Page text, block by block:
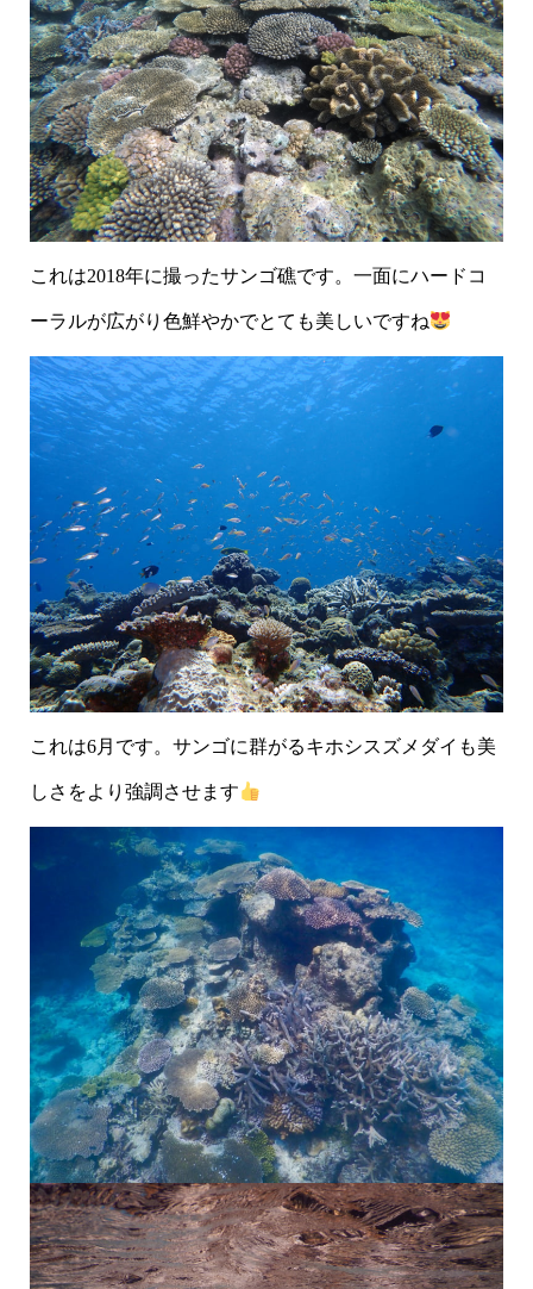
これは2018年に撮ったサンゴ礁です。一面にハードコ
ーラルが広がり色鮮やかでとても美しいですね
これは6月です。サンゴに群がるキホシスズメダイも美
しさをより強調させます